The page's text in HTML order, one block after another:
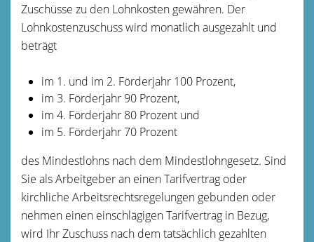
Zuschüsse zu den Lohnkosten gewähren. Der
Lohnkostenzuschuss wird monatlich ausgezahlt und
beträgt
im 1. und im 2. Förderjahr 100 Prozent,
im 3. Förderjahr 90 Prozent,
im 4. Förderjahr 80 Prozent und
im 5. Förderjahr 70 Prozent
des Mindestlohns nach dem Mindestlohngesetz. Sind
Sie als Arbeitgeber an einen Tarifvertrag oder
kirchliche Arbeitsrechtsregelungen gebunden oder
nehmen einen einschlägigen Tarifvertrag in Bezug,
wird Ihr Zuschuss nach dem tatsächlich gezahlten